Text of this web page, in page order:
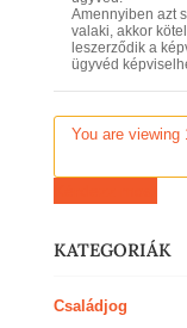
Amennyiben azt
valaki, akkor
leszerződik a
ügyvéd
You are
KATEGORIÁK
Családjog